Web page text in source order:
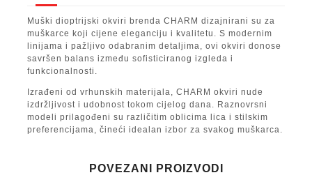
Muški dioptrijski okviri brenda CHARM dizajnirani su za
muškarce koji cijene eleganciju i kvalitetu. S modernim
linijama i pažljivo odabranim detaljima, ovi okviri donose
savršen balans između sofisticiranog izgleda i
funkcionalnosti.
Izrađeni od vrhunskih materijala, CHARM okviri nude
izdržljivost i udobnost tokom cijelog dana. Raznovrsni
modeli prilagođeni su različitim oblicima lica i stilskim
preferencijama, čineći idealan izbor za svakog muškarca.
POVEZANI PROIZVODI